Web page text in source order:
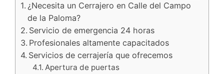
¿Necesita un Cerrajero en Calle del Campo
de la Paloma?
Servicio de emergencia 24 horas
Profesionales altamente capacitados
Servicios de cerrajería que ofrecemos
Apertura de puertas